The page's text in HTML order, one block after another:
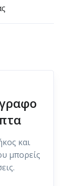
και
μπορείς